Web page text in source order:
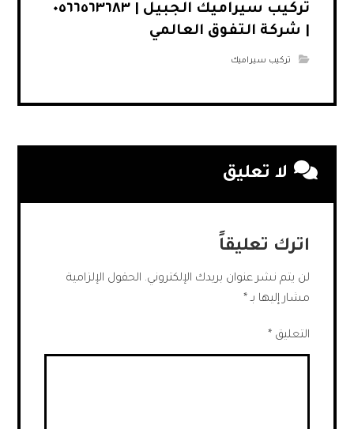
تركيب سيراميك الجبيل | ٠٥٦٦٥٦٣٦٨٣
| شركة التفوق العالمي
تركيب سيراميك
لا تعليق
اترك تعليقاً
لن يتم نشر عنوان بريدك الإلكتروني. الحقول الإلزامية
مشار إليها بـ *
التعليق *